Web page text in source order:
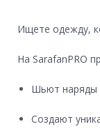
Ищете одежду,
На SarafanPRO
Шьют наряды
Создают